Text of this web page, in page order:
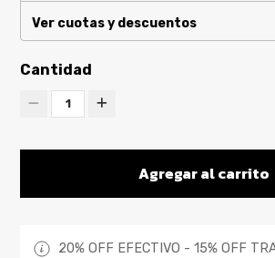
Ver cuotas y descuentos
Cantidad
1
Agregar al carrito
20% OFF EFECTIVO - 15% OFF